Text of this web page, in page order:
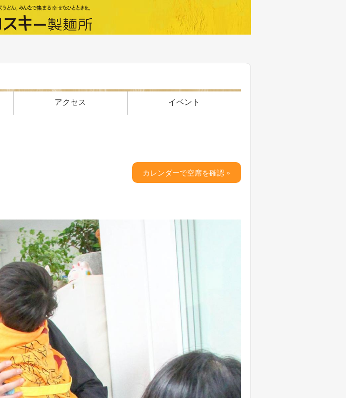
アクセス イベント
カレンダーで空席を確認 »